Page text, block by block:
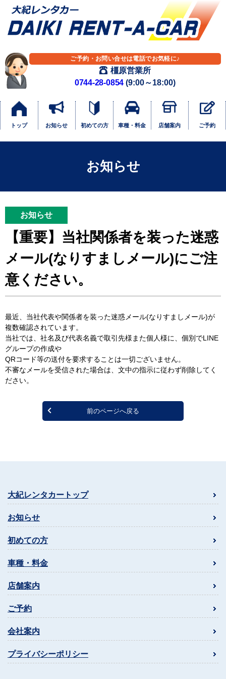
ご予約・お問い合せは電話でお気軽に♪
橿原営業所
0744-28-0854 (9:00～18:00)
トップ お知らせ 初めての方 車種・料金 店舗案内 ご予約
お知らせ
お知らせ
【重要】当社関係者を装った迷惑
メール(なりすましメール)にご注
意ください。
最近、当社代表や関係者を装った迷惑メール(なりすましメール)が
複数確認されています。
当社では、社名及び代表名義で取引先様また個人様に、個別でLINE
グループの作成や
QRコード等の送付を要求することは一切ございません。
不審なメールを受信された場合は、文中の指示に従わず削除してく
ださい。
前のページへ戻る
大紀レンタカートップ
お知らせ
初めての方
車種・料金
店舗案内
ご予約
会社案内
プライバシーポリシー